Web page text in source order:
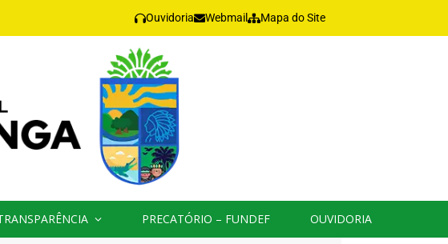
Ouvidoria Webmail Mapa do Site
PRECATÓRIO – FUNDEF OUVIDORIA